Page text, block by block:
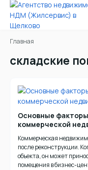
Главная
складские
Основные
коммерческой
Коммерческая
после реконструкции.
объекта, он может
помещения в бизнес-